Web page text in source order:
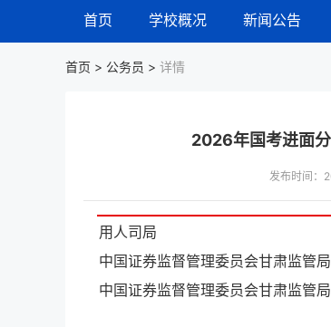
首页 学校概况 新闻公告
首页 > 公务员 > 详情
2026年国考进面
发布时间：
用人司局
中国证券监督管理委员会甘肃监管局
中国证券监督管理委员会甘肃监管局